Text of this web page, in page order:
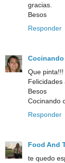
gracias.
Besos
Responder
Que pinta!!!
Felicidades
Besos
Cocinando
Responder
Food And
te quedo